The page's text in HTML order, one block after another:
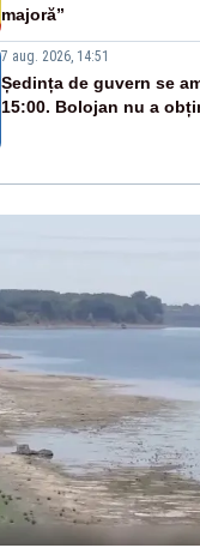
majoră”
7 aug. 2026, 14:51
Ședința de guvern se
15:00. Bolojan nu a